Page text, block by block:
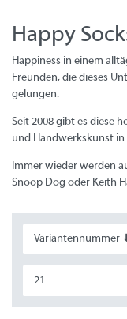
Happy
Happiness in einem
Freunden, die dieses
gelungen.
Seit 2008 gibt es diese
und Handwerkskunst
Immer wieder werden
Snoop Dog oder Keith